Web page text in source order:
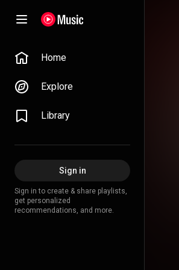
Home
Explore
Library
Sign in
Sign in to create & share playlists,
get personalized
recommendations, and more.